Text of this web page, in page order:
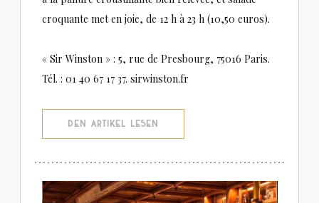
croquante met en joie, de 12 h à 23 h (10,50 euros).
« Sir Winston » : 5, rue de Presbourg, 75016 Paris.
Tél. : 01 40 67 17 37. sirwinston.fr
DEN ARTIKEL LESEN